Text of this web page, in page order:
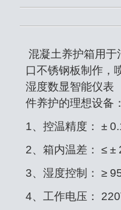
混凝土养护箱用
口不锈钢板制作，
湿度数显智能仪表
件养护的理想设备
1、控温精度： ±
2、箱内温差： ≤
3、湿度控制： ≥
4、工作电压：